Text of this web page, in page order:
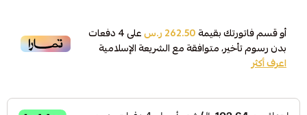
أو قسم فاتورتك بقيمة262.50 ر.س على4دفعات
بدون رسوم تأخير، متوافقة مع الشريعة الإسلامية
اعرف أكثر